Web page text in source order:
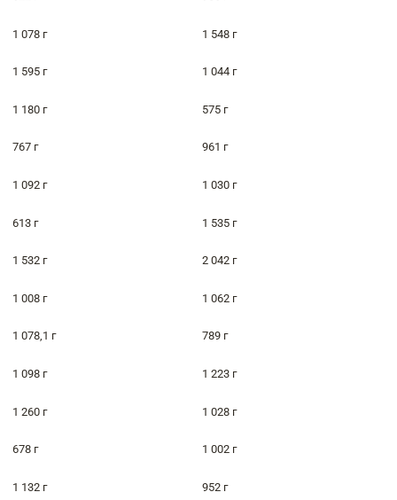
1 078 г 1 548 г
1 595 г 1 044 г
1 180 г 575 г
767 г 961 г
1 092 г 1 030 г
613 г 1 535 г
1 532 г 2 042 г
1 008 г 1 062 г
1 078,1 г 789 г
1 098 г 1 223 г
1 260 г 1 028 г
678 г 1 002 г
1 132 г 952 г